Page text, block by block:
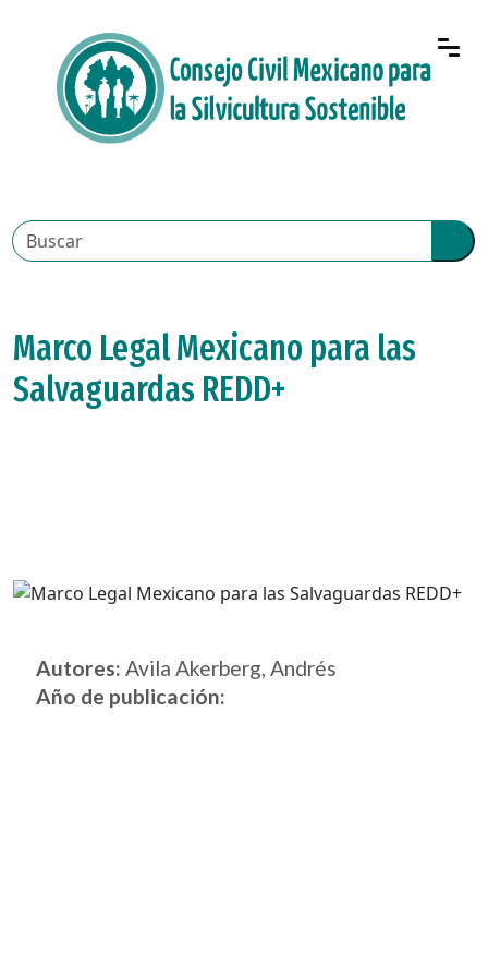
Marco Legal Mexicano para las
Salvaguardas REDD+
Autores: Avila Akerberg, Andrés
Año de publicación: